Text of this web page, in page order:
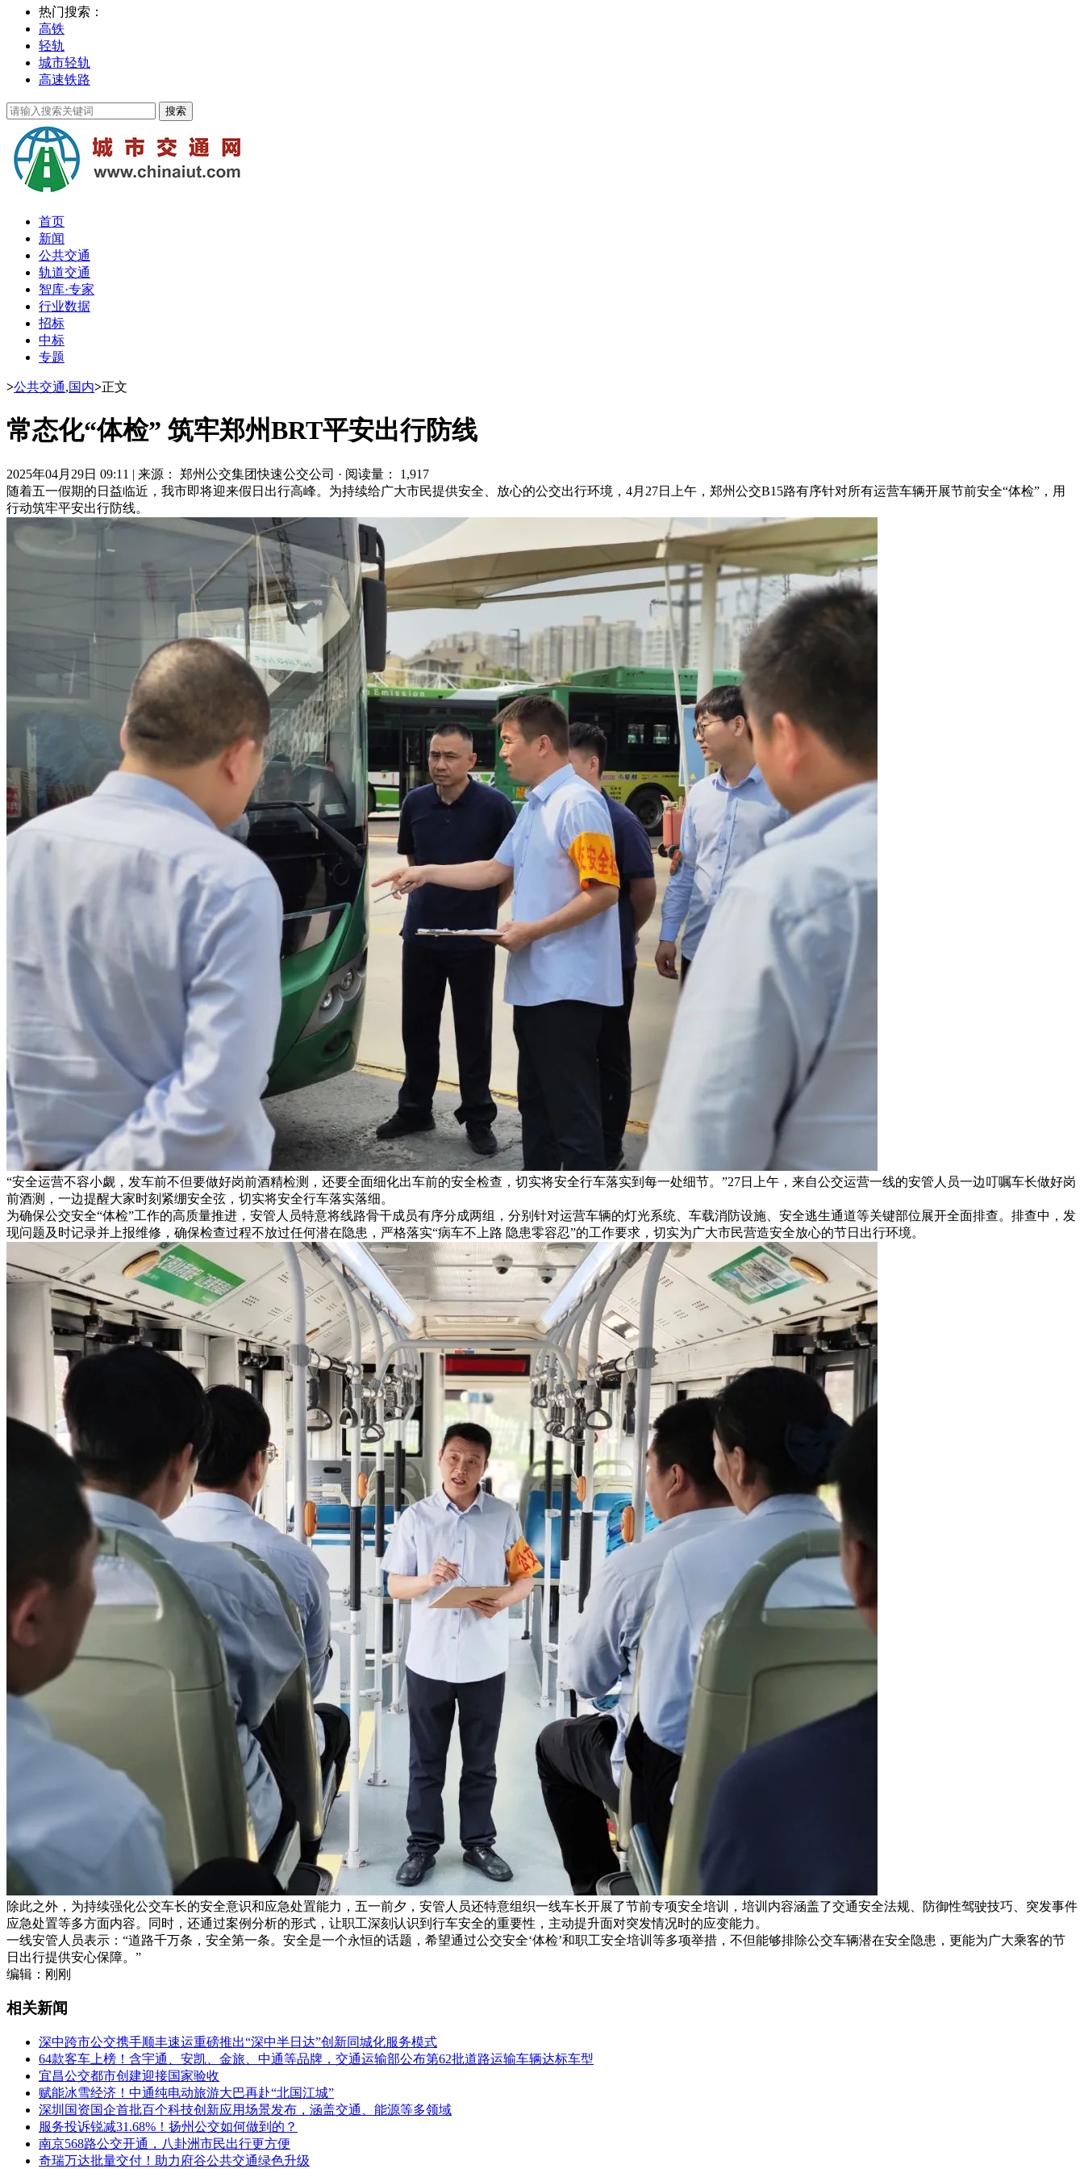
热门搜索：
高铁
轻轨
城市轻轨
高速铁路
首页
新闻
公共交通
轨道交通
智库·专家
行业数据
招标
中标
专题
>公共交通,国内>正文
常态化“体检” 筑牢郑州BRT平安出行防线
2025年04月29日 09:11 | 来源： 郑州公交集团快速公交公司 · 阅读量： 1,917
随着五一假期的日益临近，我市即将迎来假日出行高峰。为持续给广大市民提供安全、放心的公交出行环境，4月27日上午，郑州公交B15路有序针对所有运营车辆开展节前安全“体检”，用
行动筑牢平安出行防线。
“安全运营不容小觑，发车前不但要做好岗前酒精检测，还要全面细化出车前的安全检查，切实将安全行车落实到每一处细节。”27日上午，来自公交运营一线的安管人员一边叮嘱车长做好岗
前酒测，一边提醒大家时刻紧绷安全弦，切实将安全行车落实落细。
为确保公交安全“体检”工作的高质量推进，安管人员特意将线路骨干成员有序分成两组，分别针对运营车辆的灯光系统、车载消防设施、安全逃生通道等关键部位展开全面排查。排查中，发
现问题及时记录并上报维修，确保检查过程不放过任何潜在隐患，严格落实“病车不上路 隐患零容忍”的工作要求，切实为广大市民营造安全放心的节日出行环境。
除此之外，为持续强化公交车长的安全意识和应急处置能力，五一前夕，安管人员还特意组织一线车长开展了节前专项安全培训，培训内容涵盖了交通安全法规、防御性驾驶技巧、突发事件
应急处置等多方面内容。同时，还通过案例分析的形式，让职工深刻认识到行车安全的重要性，主动提升面对突发情况时的应变能力。
一线安管人员表示：“道路千万条，安全第一条。安全是一个永恒的话题，希望通过公交安全‘体检’和职工安全培训等多项举措，不但能够排除公交车辆潜在安全隐患，更能为广大乘客的节
日出行提供安心保障。”
编辑：刚刚
相关新闻
深中跨市公交携手顺丰速运重磅推出“深中半日达”创新同城化服务模式
64款客车上榜！含宇通、安凯、金旅、中通等品牌，交通运输部公布第62批道路运输车辆达标车型
宜昌公交都市创建迎接国家验收
赋能冰雪经济！中通纯电动旅游大巴再赴“北国江城”
深圳国资国企首批百个科技创新应用场景发布，涵盖交通、能源等多领域
服务投诉锐减31.68%！扬州公交如何做到的？
南京568路公交开通，八卦洲市民出行更方便
奇瑞万达批量交付！助力府谷公共交通绿色升级